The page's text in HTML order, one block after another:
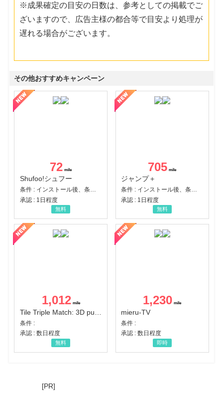
※成果確定の目安の日数は、参考としての掲載でご
ざいますので、広告主様の都合等で目安より処理が
遅れる場合がございます。
その他おすすめキャンペーン
72
Shufoo!シュフー
条件 : インストール後、条件達成
承認 : 1日程度
無料
705
ジャンプ＋
条件 : インストール後、条件達成
承認 : 1日程度
無料
1,012
条件 :
承認 : 数日程度
無料
1,230
mieru-TV
条件 :
承認 : 数日程度
即時
[PR]